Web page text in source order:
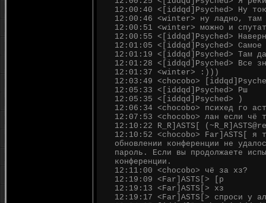
12:00:40 <[iddqd]Psyched> Ну
12:00:46 <winter> ну ладно, там
12:00:51 <winter> можно и
12:00:55 <[iddqd]Psyched> Наверн
12:01:05 <[iddqd]Psyched> Самое
12:01:19 <[iddqd]Psyched> Там
12:01:28 <[iddqd]Psyched> Все
12:01:37 <winter> :)))
12:03:49 <chocobo>
12:05:33 <[iddqd]Psyched> Рш
12:05:35 <[iddqd]Psyched> )
12:06:34 <chocobo> психед го
12:07:53 <chocobo> лан если чё
12:10:22 R_R]ASTS[
12:10:52 <chocobo> Far]ASTS[ я
обновлении конференции не
пароль. Если вы продолжаете
конференции.
12:11:00 <chocobo> чё за хз?
12:19:09 <Far]ASTS[> [p
12:19:13 <Far]ASTS[> хз
12:19:17 <Far]ASTS[> спроси у